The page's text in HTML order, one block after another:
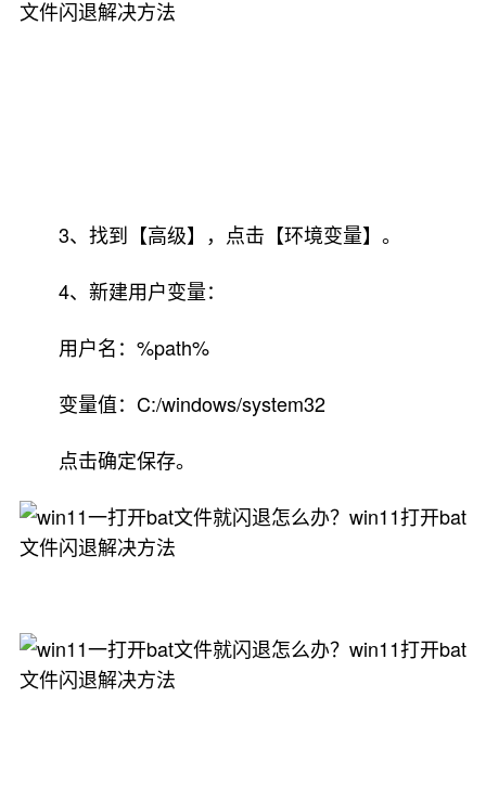
3、找到【高级】，点击【环境变量】。
4、新建用户变量：
用户名：%path%
变量值：C:/windows/system32
点击确定保存。